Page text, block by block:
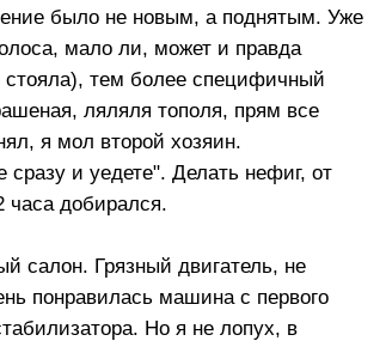
было не новым, а поднятым. Уже
мало ли, может и правда
стояла), тем более специфичный
ляляля тополя, прям все
я мол второй хозяин.
сразу и уедете". Делать нефиг, от
часа добирался.
салон. Грязный двигатель, не
понравилась машина с первого
Но я не лопух, в